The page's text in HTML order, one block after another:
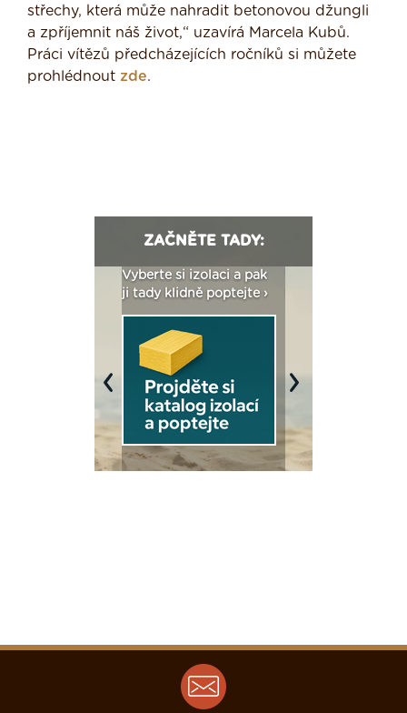
střechy, která může nahradit betonovou džungli
a zpříjemnit náš život,“ uzavírá Marcela Kubů.
Práci vítězů předcházejících ročníků si můžete
prohlédnout zde.
ZAČNĚTE TADY:
Vyberte si izolaci a pak
ji tady klidně poptejte ›
Previous Next